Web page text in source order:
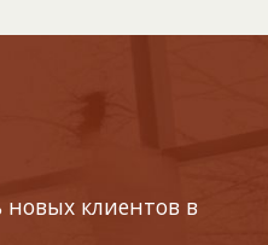
новых клиентов в